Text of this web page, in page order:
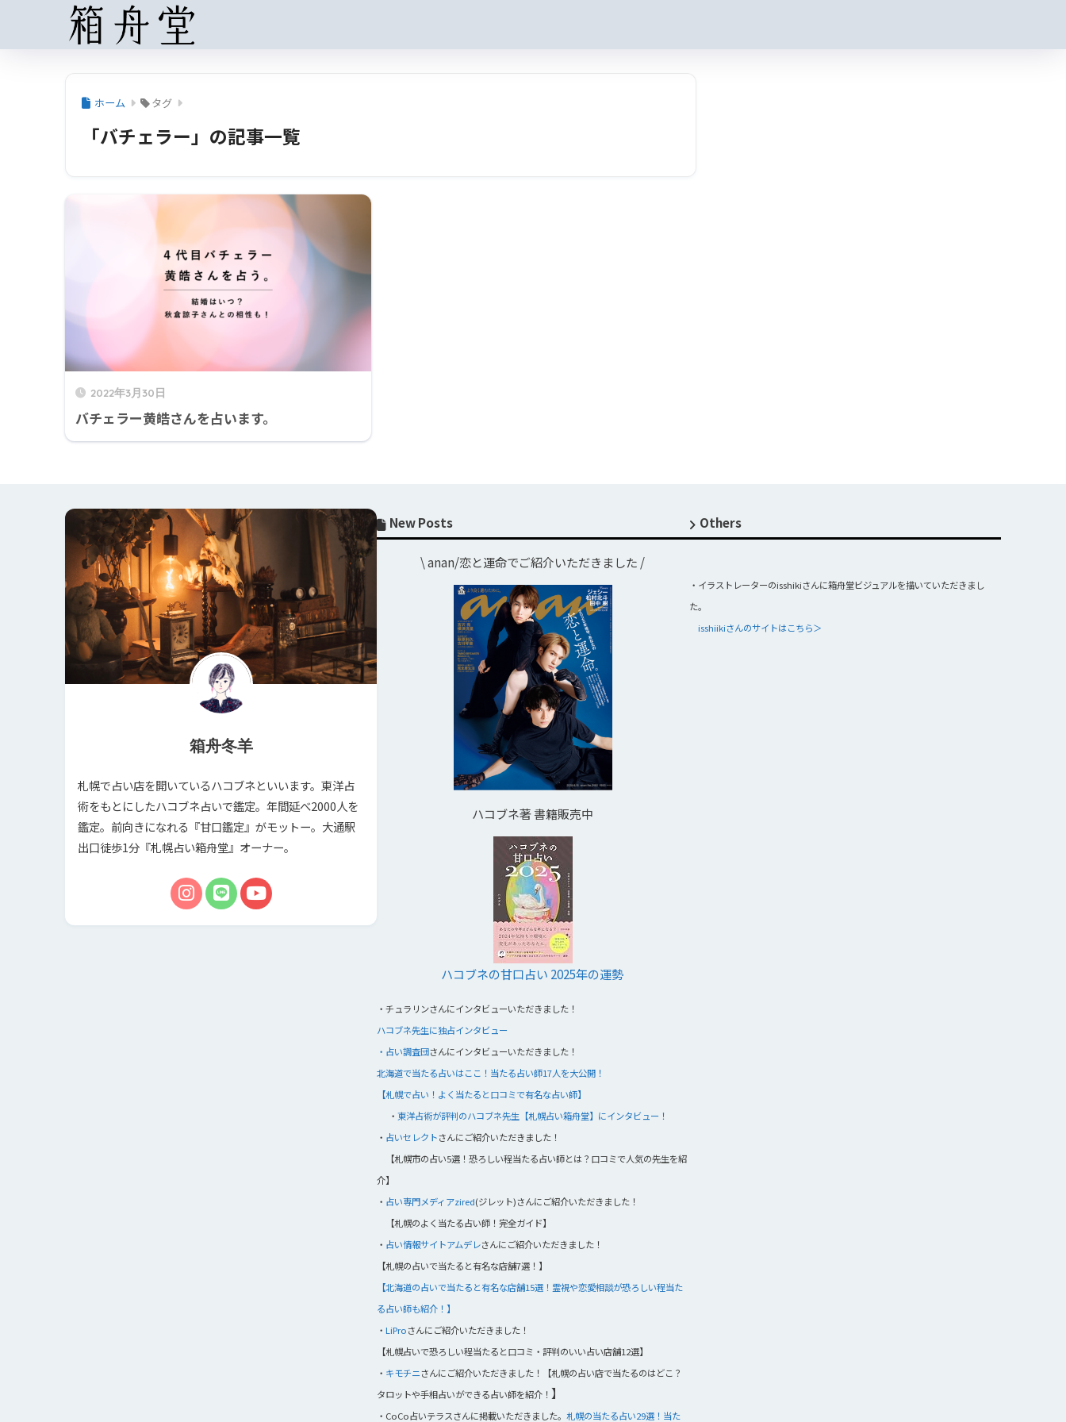
ホーム タグ
「バチェラー」の記事一覧
2022年3月30日
バチェラー黄皓さんを占います。
箱舟冬羊
札幌で占い店を開いているハコブネといいます。東洋占
術をもとにしたハコブネ占いで鑑定。年間延べ2000人を
鑑定。前向きになれる『甘口鑑定』がモットー。大通駅
出口徒歩1分『札幌占い箱舟堂』オーナー。
New Posts
\ anan/恋と運命でご紹介いただきました /
ハコブネ著 書籍販売中
ハコブネの甘口占い 2025年の運勢
・チュラリンさんにインタビューいただきました！
ハコブネ先生に独占インタビュー
・占い調査団さんにインタビューいただきました！
北海道で当たる占いはここ！当たる占い師17人を大公開！
【札幌で占い！よく当たると口コミで有名な占い師】
・東洋占術が評判のハコブネ先生【札幌占い箱舟堂】にインタビュー！
・ 占いセレクトさんにご紹介いただきました！
【札幌市の占い5選！恐ろしい程当たる占い師とは？口コミで人気の先生を紹
介】
・ 占い専門メディアzired(ジレット)さんにご紹介いただきました！
【札幌のよく当たる占い師！完全ガイド】
・ 占い情報サイトアムデレさんにご紹介いただきました！
【札幌の占いで当たると有名な店舗7選！】
【北海道の占いで当たると有名な店舗15選！霊視や恋愛相談が恐ろしい程当た
る占い師も紹介！】
・LiProさんにご紹介いただきました！
【札幌占いで恐ろしい程当たると口コミ・評判のいい占い店舗12選】
・ キモチニさんにご紹介いただきました！【札幌の占い店で当たるのはどこ？
タロットや手相占いができる占い師を紹介！ 】
・CoCo占いテラスさんに掲載いただきました。札幌の当たる占い29選！当た
Others
・イラストレーターのisshikiさんに箱舟堂ビジュアルを描いていただきまし
た。
isshiikiさんのサイトはこちら＞